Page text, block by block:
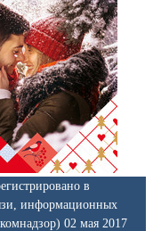
в
информационных
02 мая 2017